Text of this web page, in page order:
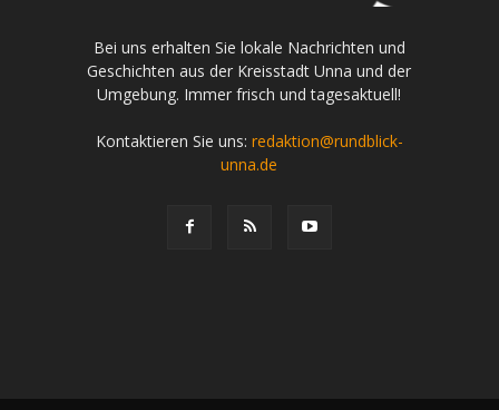
Bei uns erhalten Sie lokale Nachrichten und
Geschichten aus der Kreisstadt Unna und der
Umgebung. Immer frisch und tagesaktuell!
Kontaktieren Sie uns: redaktion@rundblick-
unna.de